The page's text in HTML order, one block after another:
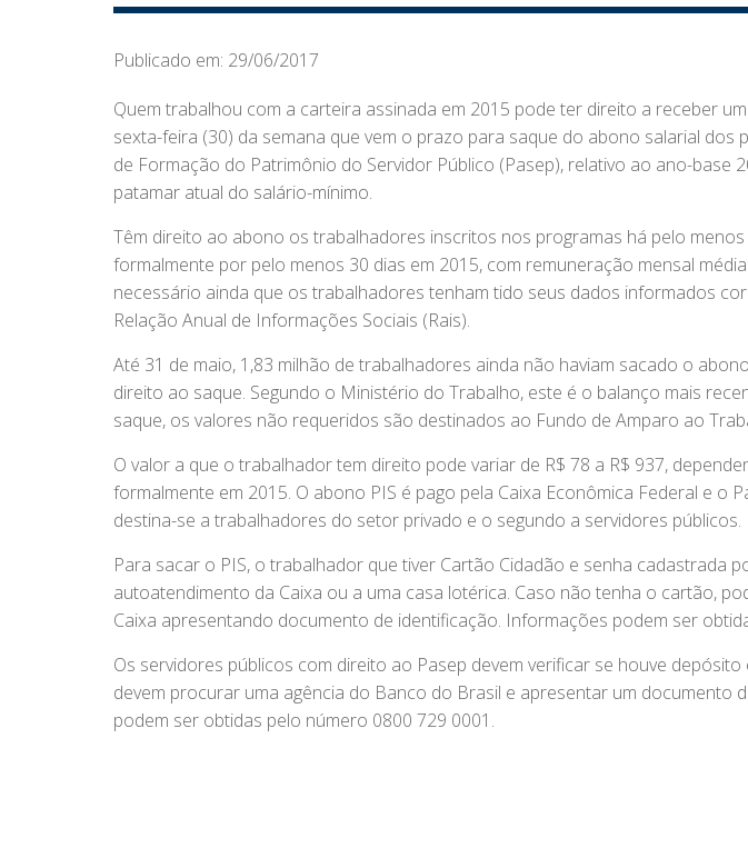
Publicado em: 29/06/2017
Quem trabalhou com a carteira assinada em 2015 pode ter direito a receber
sexta-feira (30) da semana que vem o prazo para saque do abono salarial dos
de Formação do Patrimônio do Servidor Público (Pasep), relativo ao ano-base
patamar atual do salário-mínimo.
Têm direito ao abono os trabalhadores inscritos nos programas há pelo
formalmente por pelo menos 30 dias em 2015, com remuneração mensal
necessário ainda que os trabalhadores tenham tido seus dados informados
Relação Anual de Informações Sociais (Rais).
Até 31 de maio, 1,83 milhão de trabalhadores ainda não haviam sacado o
direito ao saque. Segundo o Ministério do Trabalho, este é o balanço mais
saque, os valores não requeridos são destinados ao Fundo de Amparo ao
O valor a que o trabalhador tem direito pode variar de R$ 78 a R$ 937,
formalmente em 2015. O abono PIS é pago pela Caixa Econômica Federal e o
destina-se a trabalhadores do setor privado e o segundo a servidores públicos.
Para sacar o PIS, o trabalhador que tiver Cartão Cidadão e senha cadastrada
autoatendimento da Caixa ou a uma casa lotérica. Caso não tenha o cartão,
Caixa apresentando documento de identificação. Informações podem ser
Os servidores públicos com direito ao Pasep devem verificar se houve
devem procurar uma agência do Banco do Brasil e apresentar um documento
podem ser obtidas pelo número 0800 729 0001.